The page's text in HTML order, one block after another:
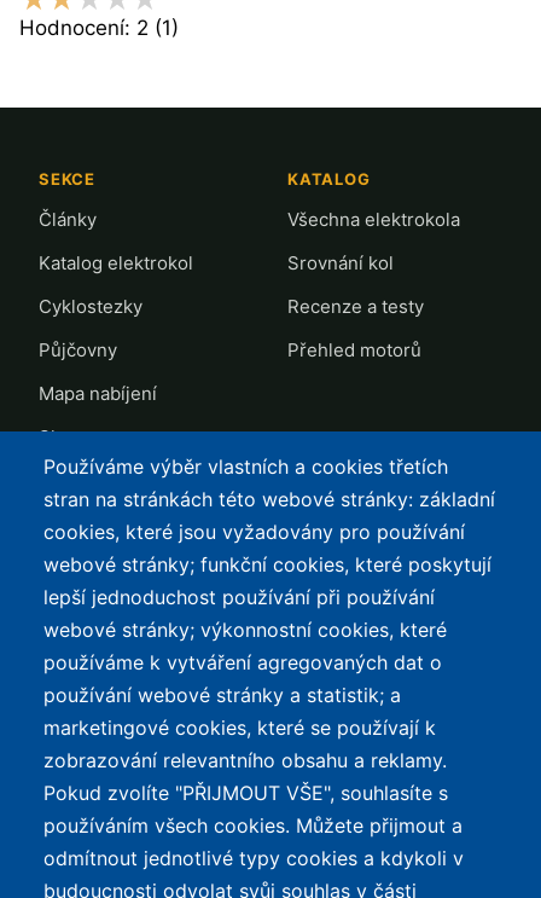
Hodnocení: 2 (1)
SEKCE
Články
Katalog elektrokol
Cyklostezky
Půjčovny
Mapa nabíjení
Slevy
KATALOG
Všechna elektrokola
Srovnání kol
Recenze a testy
Přehled motorů
TOP LISTY Z DAT
Přehled top listů
Nejlehčí elektrokola
Největší dojezd
Nejlevnější s Bosch CX
Největší poklesy cen
Nejlepší poměr
cena/výkon
SERVIS
Kontakt
Podmínky užívání a
ochrana osobních údajů
e-Biker Point
Mapa stránek
O WEBU
Průvodce světem
Používáme výběr vlastních a cookies třetích
stran na stránkách této webové stránky: základní
cookies, které jsou vyžadovány pro používání
webové stránky; funkční cookies, které poskytují
lepší jednoduchost používání při používání
webové stránky; výkonnostní cookies, které
používáme k vytváření agregovaných dat o
používání webové stránky a statistik; a
marketingové cookies, které se používají k
zobrazování relevantního obsahu a reklamy.
Pokud zvolíte "PŘIJMOUT VŠE", souhlasíte s
používáním všech cookies. Můžete přijmout a
odmítnout jednotlivé typy cookies a kdykoli v
budoucnosti odvolat svůj souhlas v části